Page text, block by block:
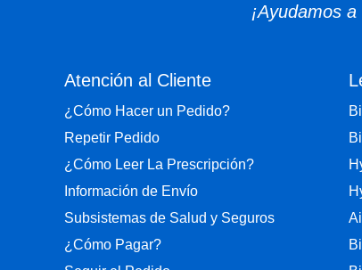
¡Ayudamos
Atención al Cliente
¿Cómo Hacer un Pedido?
Repetir Pedido
¿Cómo Leer La Prescripción?
Información de Envío
Subsistemas de Salud y Seguros
¿Cómo Pagar?